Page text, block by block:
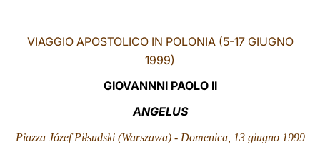
VIAGGIO APOSTOLICO IN POLONIA (5-17 GIUGNO
1999)
GIOVANNNI PAOLO II
ANGELUS
Piazza Józef Piłsudski (Warszawa) - Domenica, 13 giugno 1999